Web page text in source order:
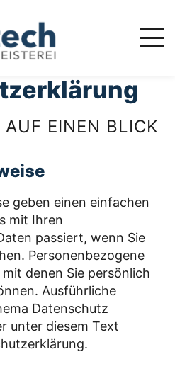
EINEN BLICK
geben einen einfachen
mit Ihren
passiert, wenn Sie
Personenbezogene
denen Sie persönlich
Ausführliche
Datenschutz
unter diesem Text